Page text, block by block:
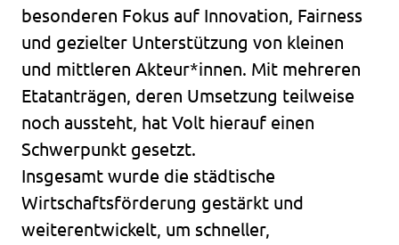
besonderen Fokus auf Innovation, Fairness
und gezielter Unterstützung von kleinen
und mittleren Akteur*innen. Mit mehreren
Etatanträgen, deren Umsetzung teilweise
noch aussteht, hat Volt hierauf einen
Schwerpunkt gesetzt.
Insgesamt wurde die städtische
Wirtschaftsförderung gestärkt und
weiterentwickelt, um schneller,